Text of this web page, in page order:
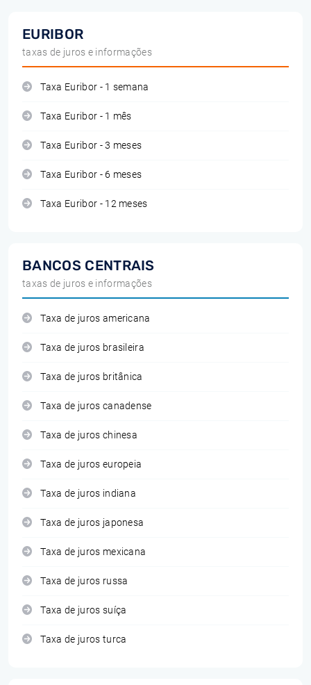
EURIBOR
taxas de juros e informações
Taxa Euribor - 1 semana
Taxa Euribor - 1 mês
Taxa Euribor - 3 meses
Taxa Euribor - 6 meses
Taxa Euribor - 12 meses
BANCOS CENTRAIS
taxas de juros e informações
Taxa de juros americana
Taxa de juros brasileira
Taxa de juros britânica
Taxa de juros canadense
Taxa de juros chinesa
Taxa de juros europeia
Taxa de juros indiana
Taxa de juros japonesa
Taxa de juros mexicana
Taxa de juros russa
Taxa de juros suíça
Taxa de juros turca